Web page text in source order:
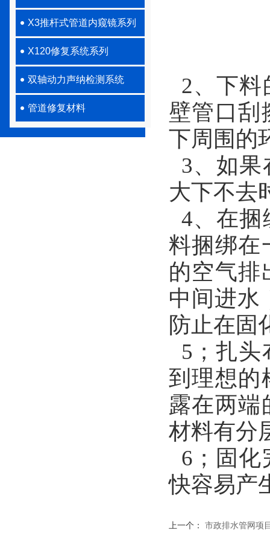
X3推杆式管道内窥镜系列
X120修复系统系列
双轴动力声纳检测系统
管道修复材料
2、下料
壁管口刮
下周围的
3、如果
大下不去
4、在捆
料捆绑在
的空气排
中间进水
防止在固
5；扎头
到理想的
露在两端
材料有分
6；固化
快容易产
上一个： 市政排水管网项